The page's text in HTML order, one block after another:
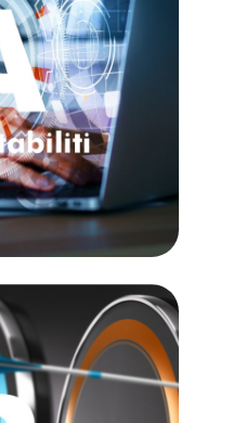
membina
dengan pelanggan
semangat
semua orang
dan disokong.
ketelusan dan